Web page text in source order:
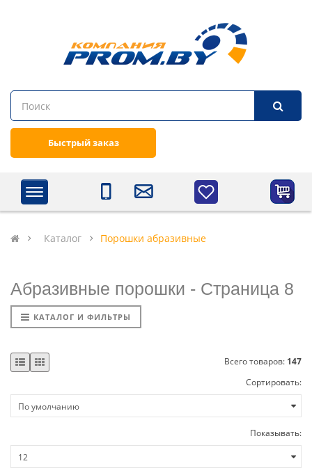
Быстрый заказ
Каталог Порошки абразивные
Абразивные порошки - Cтраница 8
КАТАЛОГ И ФИЛЬТРЫ
Всего товаров: 147
Сортировать:
Показывать: